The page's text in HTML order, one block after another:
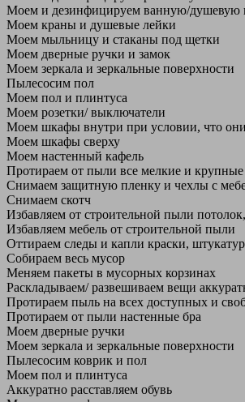
Моем и дезинфицируем ванную/душевую
Моем краны и душевые лейки
Моем мыльницу и стаканы под щетки
Моем дверные ручки и замок
Моем зеркала и зеркальные поверхности
Пылесосим пол
Моем пол и плинтуса
Моем розетки/ выключатели
Моем шкафы внутри при условии, что
Моем шкафы сверху
Моем настенный кафель
Протираем от пыли все мелкие и
Снимаем защитную пленку и чехлы с
Снимаем скотч
Избавляем от строительной пыли
Избавляем мебель от строительной пыли
Оттираем следы и капли краски,
Собираем весь мусор
Меняем пакеты в мусорных корзинах
Раскладываем/ развешиваем вещи
Протираем пыль на всех доступных и
Протираем от пыли настенные бра
Моем дверные ручки
Моем зеркала и зеркальные поверхности
Пылесосим коврик и пол
Моем пол и плинтуса
Аккуратно расставляем обувь